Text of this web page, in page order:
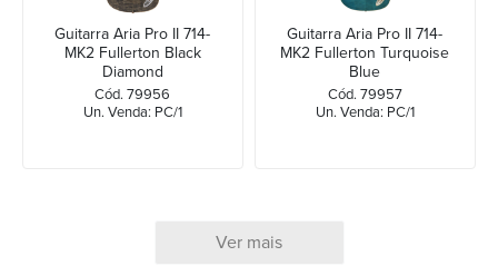
Guitarra Aria Pro II 714-
MK2 Fullerton Black
Diamond
Cód. 79956
Un. Venda: PC/1
Guitarra Aria Pro II 714-
MK2 Fullerton Turquoise
Blue
Cód. 79957
Un. Venda: PC/1
Ver mais